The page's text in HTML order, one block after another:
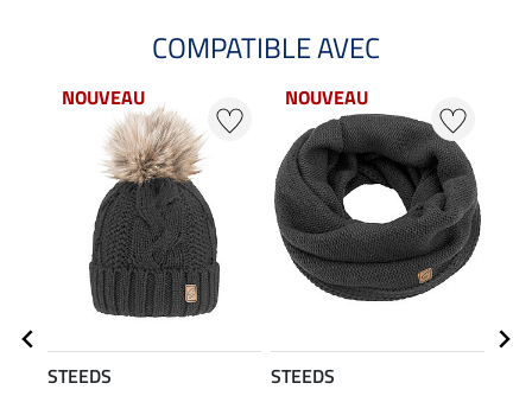
COMPATIBLE AVEC
NOUVEAU
STEEDS
NOUVEAU
STEEDS